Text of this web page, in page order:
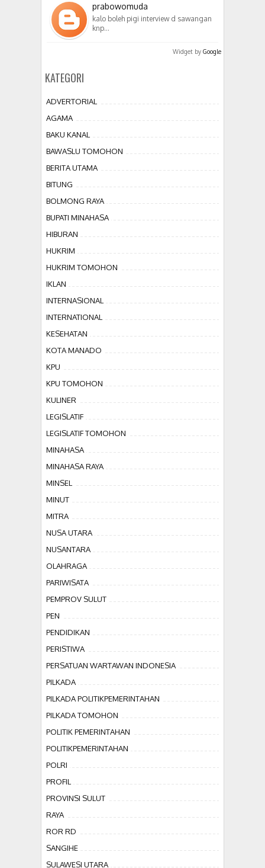
prabowomuda
kalo boleh pigi interview d sawangan
knp…
Widget by Google
KATEGORI
ADVERTORIAL
AGAMA
BAKU KANAL
BAWASLU TOMOHON
BERITA UTAMA
BITUNG
BOLMONG RAYA
BUPATI MINAHASA
HIBURAN
HUKRIM
HUKRIM TOMOHON
IKLAN
INTERNASIONAL
INTERNATIONAL
KESEHATAN
KOTA MANADO
KPU
KPU TOMOHON
KULINER
LEGISLATIF
LEGISLATIF TOMOHON
MINAHASA
MINAHASA RAYA
MINSEL
MINUT
MITRA
NUSA UTARA
NUSANTARA
OLAHRAGA
PARIWISATA
PEMPROV SULUT
PEN
PENDIDIKAN
PERISTIWA
PERSATUAN WARTAWAN INDONESIA
PILKADA
PILKADA POLITIKPEMERINTAHAN
PILKADA TOMOHON
POLITIK PEMERINTAHAN
POLITIKPEMERINTAHAN
POLRI
PROFIL
PROVINSI SULUT
RAYA
ROR RD
SANGIHE
SULAWESI UTARA